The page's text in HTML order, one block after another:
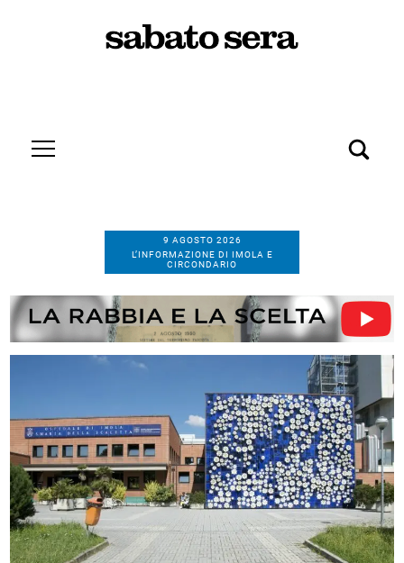
9 AGOSTO 2026
L’INFORMAZIONE DI IMOLA E
CIRCONDARIO